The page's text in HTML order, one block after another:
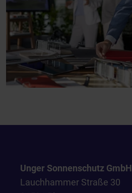
Unger Sonnenschutz GmbH
Lauchhammer Straße 30